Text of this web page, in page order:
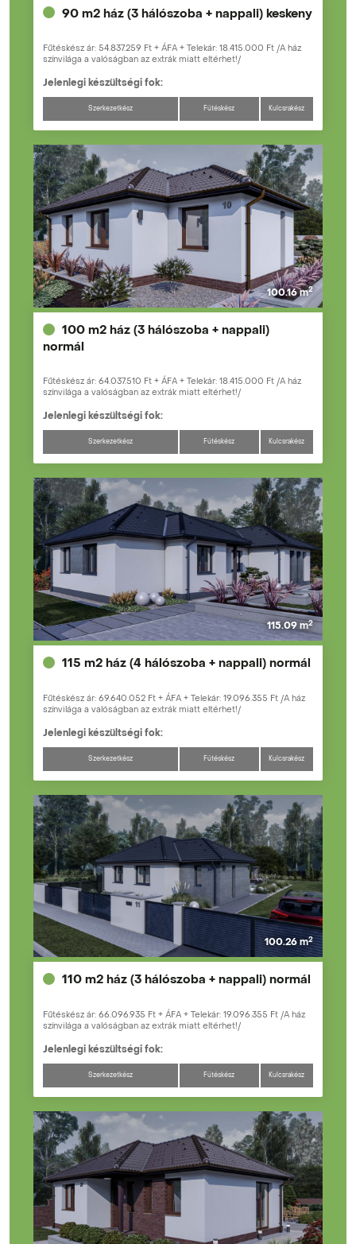
90 m2 ház (3 hálószoba + nappali) keskeny
Fűtéskész ár: 54.837.259 Ft + ÁFA + Telekár: 18.415.000 Ft /A ház
színvilága a valóságban az extrák miatt eltérhet!/
Jelenlegi készültségi fok:
Szerkezetkész Fűtéskész Kulcsrakész
100.16 m2
100 m2 ház (3 hálószoba + nappali)
normál
Fűtéskész ár: 64.037.510 Ft + ÁFA + Telekár: 18.415.000 Ft /A ház
színvilága a valóságban az extrák miatt eltérhet!/
Jelenlegi készültségi fok:
Szerkezetkész Fűtéskész Kulcsrakész
115.09 m2
115 m2 ház (4 hálószoba + nappali) normál
Fűtéskész ár: 69.640.052 Ft + ÁFA + Telekár: 19.096.355 Ft /A ház
színvilága a valóságban az extrák miatt eltérhet!/
Jelenlegi készültségi fok:
Szerkezetkész Fűtéskész Kulcsrakész
100.26 m2
110 m2 ház (3 hálószoba + nappali) normál
Fűtéskész ár: 66.096.935 Ft + ÁFA + Telekár: 19.096.355 Ft /A ház
színvilága a valóságban az extrák miatt eltérhet!/
Jelenlegi készültségi fok:
Szerkezetkész Fűtéskész Kulcsrakész